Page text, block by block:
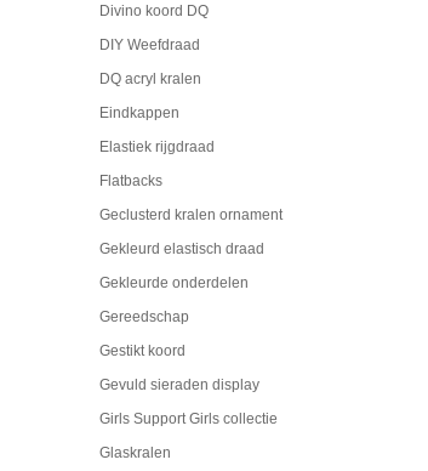
Divino koord DQ
DIY Weefdraad
DQ acryl kralen
Eindkappen
Elastiek rijgdraad
Flatbacks
Geclusterd kralen ornament
Gekleurd elastisch draad
Gekleurde onderdelen
Gereedschap
Gestikt koord
Gevuld sieraden display
Girls Support Girls collectie
Glaskralen